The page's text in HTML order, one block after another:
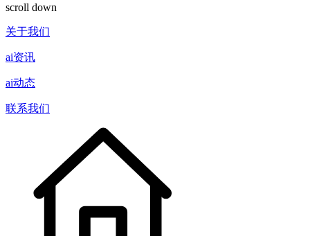
scroll down
关于我们
ai资讯
ai动态
联系我们